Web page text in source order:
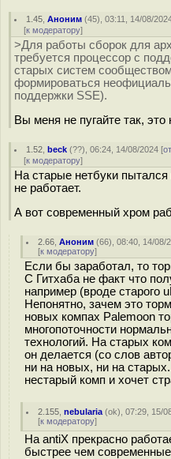
1.45 ,Аноним (45), 03:11, 14/08/
[к модератору]
>Для работы сборок для
требуется процессор с
старых систем
формироваться
поддержки SSE).
Вы меня не пугайте так,
1.52 ,beck (??), 06:24, 14/08/2024 [
[к модератору]
На старые нетбуки
не работает.
А вот современный хром
2.66 ,Аноним (66), 08:40, 14/08/
[к модератору]
Если бы заработал, то
С Гитхаба не факт что
например (вроде старого
Непонятно, зачем это
новых компах Palemoon
многопоточности
технологий. На старых
он делается (со слов
ни на новых, ни на
нестарый комп и хочет
2.155 ,nebularia (ok), 07:29, 15/
[к модератору]
На antiX прекрасно
быстрее чем